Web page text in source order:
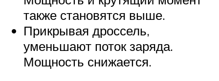
также становятся выше.
Прикрывая дроссель,
уменьшают поток заряда.
Мощность снижается.